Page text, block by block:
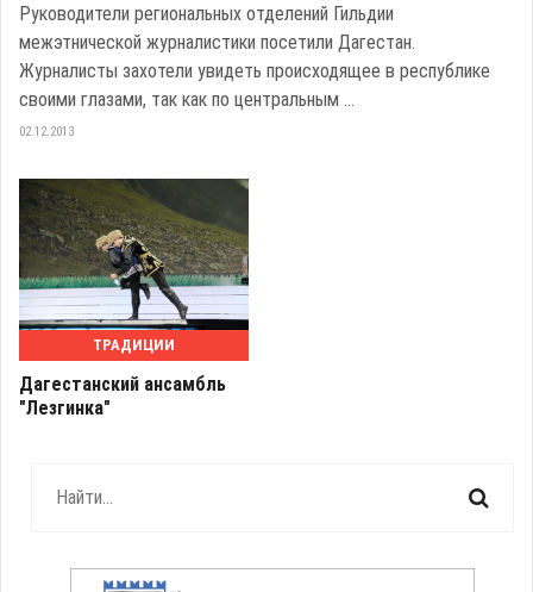
Руководители региональных отделений Гильдии
межэтнической журналистики посетили Дагестан.
Журналисты захотели увидеть происходящее в республике
своими глазами, так как по центральным ...
02.12.2013
ТРАДИЦИИ
Дагестанский ансамбль
"Лезгинка"